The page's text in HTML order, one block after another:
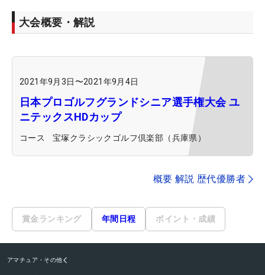
大会概要・解説
2021年9月3日 〜2021年9月4日
日本プロゴルフグランドシニア選手権大会 ユ
ニテックスHDカップ
コース 宝塚クラシックゴルフ倶楽部（兵庫県）
概要 解説 歴代優勝者
賞金ランキング 年間日程 ポイント・成績
アマチュア・その他